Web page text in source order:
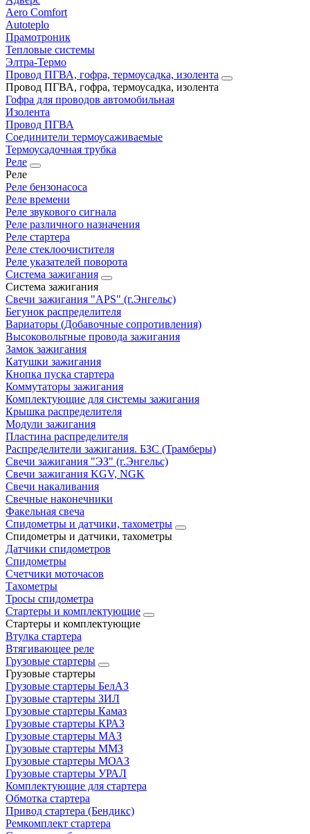
Aero Comfort
Autoteplo
Прамотроник
Тепловые системы
Элтра-Термо
Провод ПГВА, гофра, термоусадка, изолента
Провод ПГВА, гофра, термоусадка, изолента
Гофра для проводов автомобильная
Изолента
Провод ПГВА
Соединители термоусаживаемые
Термоусадочная трубка
Реле
Реле
Реле бензонасоса
Реле времени
Реле звукового сигнала
Реле различного назначения
Реле стартера
Реле стеклоочистителя
Реле указателей поворота
Система зажигания
Система зажигания
Свечи зажигания "APS" (г.Энгельс)
Бегунок распределителя
Вариаторы (Добавочные сопротивления)
Высоковольтные провода зажигания
Замок зажигания
Катушки зажигания
Кнопка пуска стартера
Коммутаторы зажигания
Комплектующие для системы зажигания
Крышка распределителя
Модули зажигания
Пластина распределителя
Распределители зажигания. БЗС (Трамберы)
Свечи зажигания "ЭЗ" (г.Энгельс)
Свечи зажигания KGV, NGK
Свечи накаливания
Свечные наконечники
Факельная свеча
Спидометры и датчики, тахометры
Спидометры и датчики, тахометры
Датчики спидометров
Спидометры
Счетчики моточасов
Тахометры
Тросы спидометра
Стартеры и комплектующие
Стартеры и комплектующие
Втулка стартера
Втягивающее реле
Грузовые стартеры
Грузовые стартеры
Грузовые стартеры БелАЗ
Грузовые стартеры ЗИЛ
Грузовые стартеры Камаз
Грузовые стартеры КРАЗ
Грузовые стартеры МАЗ
Грузовые стартеры ММЗ
Грузовые стартеры МОАЗ
Грузовые стартеры УРАЛ
Комплектующие для стартера
Обмотка стартера
Привод стартера (Бендикс)
Ремкомплект стартера